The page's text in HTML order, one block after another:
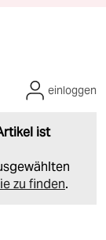
ist
zu finden.
einloggen